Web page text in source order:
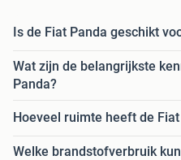
Is de Fiat Panda geschikt
Wat zijn de belangrijkste
Panda?
Hoeveel ruimte heeft de
Welke brandstofverbruik